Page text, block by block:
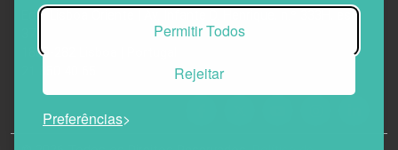
Permitir Todos
Rejeitar
Preferências
Edif. Lisboa Oriente | Av. Infante D. Henrique, n.º 333H, esc.
1800-282 Lisboa | Portugal